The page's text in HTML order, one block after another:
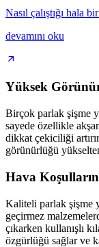
Nasıl çalıştığı hala
devamını oku
Yüksek
Birçok parlak şişme
sayede özellikle
dikkat çekiciliği
görünürlüğü
Hava
Kaliteli parlak şişme
geçirmez
çıkarken kullanışlı
özgürlüğü sağlar ve